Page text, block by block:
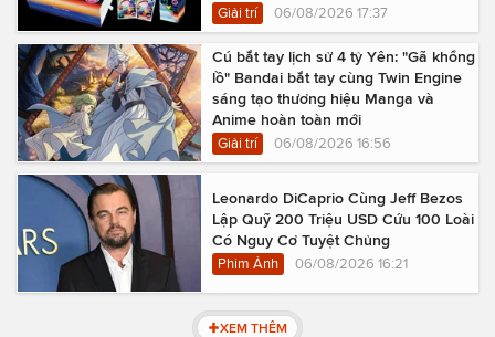
Giải trí 06/08/2026 17:37
Cú bắt tay lịch sử 4 tỷ Yên: "Gã khổng
lồ" Bandai bắt tay cùng Twin Engine
sáng tạo thương hiệu Manga và
Anime hoàn toàn mới
Giải trí 06/08/2026 16:56
Leonardo DiCaprio Cùng Jeff Bezos
Lập Quỹ 200 Triệu USD Cứu 100 Loài
Có Nguy Cơ Tuyệt Chủng
Phim Ảnh 06/08/2026 16:21
XEM THÊM